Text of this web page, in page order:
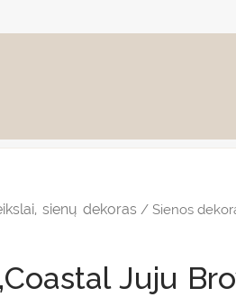
sienų dekoras / Sienos
Juju